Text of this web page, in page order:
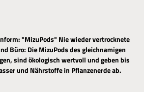
"MizuPods" Nie wieder vertrocknete
Büro: Die MizuPods des gleichnamigen
sind ökologisch wertvoll und geben bis
und Nährstoffe in Pflanzenerde ab.